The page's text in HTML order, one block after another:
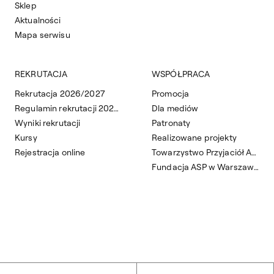
Sklep
Aktualności
Mapa serwisu
REKRUTACJA
Rekrutacja 2026/2027
Regulamin rekrutacji 2026/2027
Wyniki rekrutacji
Kursy
Rejestracja online
WSPÓŁPRACA
Promocja
Dla mediów
Patronaty
Realizowane projekty
Towarzystwo Przyjaciół ASP
Fundacja ASP w Warszawie